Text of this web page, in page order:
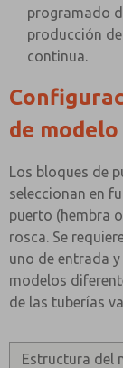
programado
producción
continua.
de modelo
Los bloques de
seleccionan en
puerto (hembra
rosca. Se
uno de entrada
modelos
de las tuberías
Estructura del